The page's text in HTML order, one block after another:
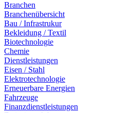
Branchen
Branchenübersicht
Bau / Infrastrukur
Bekleidung / Textil
Biotechnologie
Chemie
Dienstleistungen
Eisen / Stahl
Elektrotechnologie
Erneuerbare Energien
Fahrzeuge
Finanzdienstleistungen